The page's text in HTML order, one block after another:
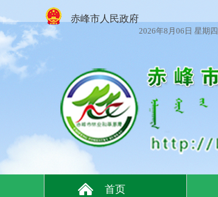
赤峰市人民政府
2026年8月06日 星期四
首页